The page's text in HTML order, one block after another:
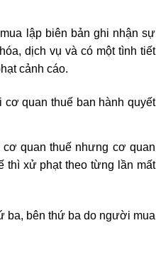
lập biên bản ghi nhận sự
dịch vụ và có một tình tiết
cảnh cáo.
quan thuế ban hành quyết
quan thuế nhưng cơ quan
thì xử phạt theo từng lần mất
ba, bên thứ ba do người mua